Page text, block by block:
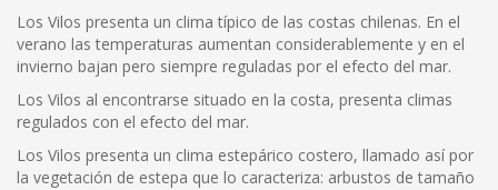
Los Vilos presenta un clima típico de las costas chilenas. En el
verano las temperaturas aumentan considerablemente y en el
invierno bajan pero siempre reguladas por el efecto del mar.
Los Vilos al encontrarse situado en la costa, presenta climas
regulados con el efecto del mar.
Los Vilos presenta un clima estepárico costero, llamado así por
la vegetación de estepa que lo caracteriza: arbustos de tamaño